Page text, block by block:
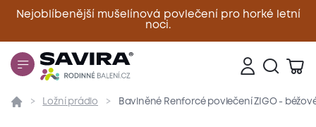
Nejoblíbenější mušelínová povlečení pro horké letní
noci.
Zavřít
Přehled Parametry Popis produktu Materiál
Ložní prádlo Bavlněné Renforcé povlečení ZIGO -